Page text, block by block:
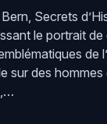
Secrets
le portrait
de
sur des